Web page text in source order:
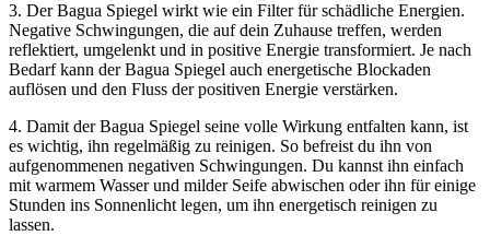
3. ​Der ‌Bagua ‌Spiegel ⁤wirkt wie ein Filter für schädliche⁢ Energien.
‍Negative Schwingungen, die auf ⁢dein‌ Zuhause treffen, werden
reflektiert, umgelenkt und in⁢ positive⁣ Energie‍ transformiert. Je ‍nach
Bedarf​ kann der Bagua Spiegel‍ auch ⁣energetische Blockaden
auflösen und den ⁢Fluss‍ der positiven ‍Energie ⁢verstärken.
4. Damit der Bagua Spiegel seine volle Wirkung ​entfalten kann, ist‌
es wichtig, ⁤ihn regelmäßig zu‍ reinigen. So befreist ‍du ihn​ von
aufgenommenen negativen ​Schwingungen. Du‌ kannst ⁤ihn‌ einfach​
mit warmem ​Wasser und milder ⁢Seife abwischen oder ihn⁤ für einige
Stunden ins⁣ Sonnenlicht legen, um ihn energetisch reinigen⁣ zu
lassen.